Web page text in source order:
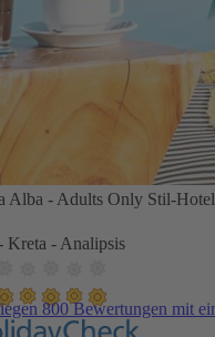
Alba - Adults Only Stil-Hotel
Kreta - Analipsis
800 Bewertungen mit